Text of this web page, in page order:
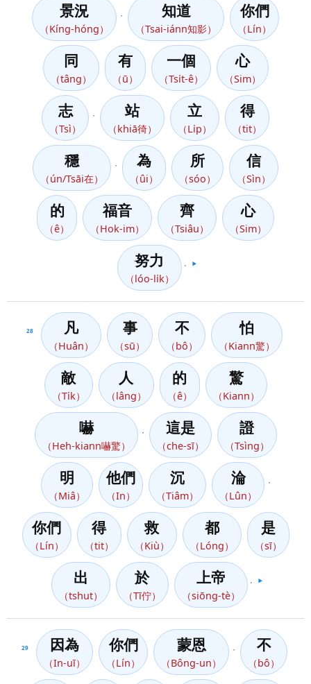
景況
（Kíng-hóng）
知道
（Tsai-iánn知影）
你們
（Lín）
同
（tâng）
有
（ū）
一個
（Tsi̍t-ê）
心
（Sim）
志
（Tsì）
站
（khiā徛）
立
（Li̍p）
得
（tit）
穩
（ún/Tsāi在）
為
（ûi）
所
（sóo）
信
（Sìn）
的
（ê）
福音
（Hok-im）
齊
（Tsiâu）
心
（Sim）
努力
（lóo-li̍k）
▶️
28 凡
（Huân）
事
（sū）
不
（bô）
怕
（Kiann驚）
敵
（Ti̍k）
人
（lâng）
的
（ê）
驚
（Kiann）
嚇
（Heh-kiann嚇驚）
這是
（che-sī）
證
（Tsìng）
明
（Miâ）
他們
（In）
沉
（Tiâm）
淪
（Lûn）
你們
（Lín）
得
（tit）
救
（Kiù）
都
（Lóng）
是
（sī）
出
（tshut）
於
（Tī佇）
上帝
（siōng-tè）
▶️
29 因為
（In-uī）
你們
（Lín）
蒙恩
（Bông-un）
不
（bô）